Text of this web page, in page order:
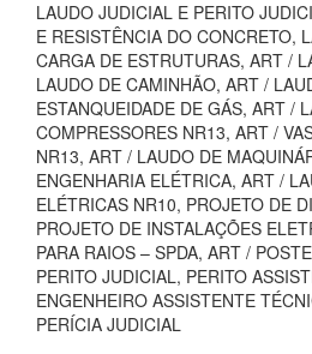
LAUDO JUDICIAL E PERITO
E RESISTÊNCIA DO CONCRETO,
CARGA DE ESTRUTURAS, ART /
LAUDO DE CAMINHÃO, ART /
ESTANQUEIDADE DE GÁS, ART /
COMPRESSORES NR13, ART /
NR13, ART / LAUDO DE
ENGENHARIA ELÉTRICA, ART /
ELÉTRICAS NR10, PROJETO DE
PROJETO DE INSTALAÇÕES
PARA RAIOS – SPDA, ART /
PERITO JUDICIAL, PERITO
ENGENHEIRO ASSISTENTE
PERÍCIA JUDICIAL